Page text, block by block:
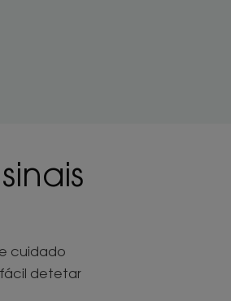
cuidado
fácil detetar